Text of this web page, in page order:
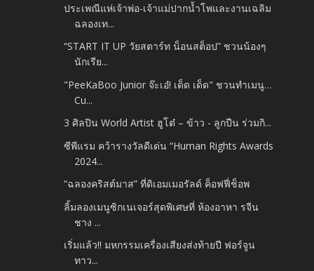
ประเพณีแห่เจ้าพ่อ-เจ้าแม่ปากน้ำโพและงานเฉลิม
ฉลองเท...
“START IT UP วัยสตาร์ท น็อนสต็อป” ชวนน้องๆ
นักเรีย...
"PeeKaBoo Junior จ๊ะเอ๋! เด็ด เด็ด" ชวนทำเมนู…
Cu...
3 ศิลปิน World Artist ฮูโต๋ – ข้าว - ลูกปืน ร่วมกิ...
ซีพีแรม คว้ารางวัลดีเด่น “Human Rights Awards
2024...
“ฉลองคริสต์มาส” ที่ดิเอมเมอรัลด์ ค็อฟฟี่ช็อพ
ลิ้มลองเมนูซิกเนเจอร์สุดพิเศษที่ ห้องอาหา รจีน
ชาง ...
เริ่มแล้ว!! มหกรรมเครื่องเสียงส่งท้ายปี ฟอร์จูน
ทาว...